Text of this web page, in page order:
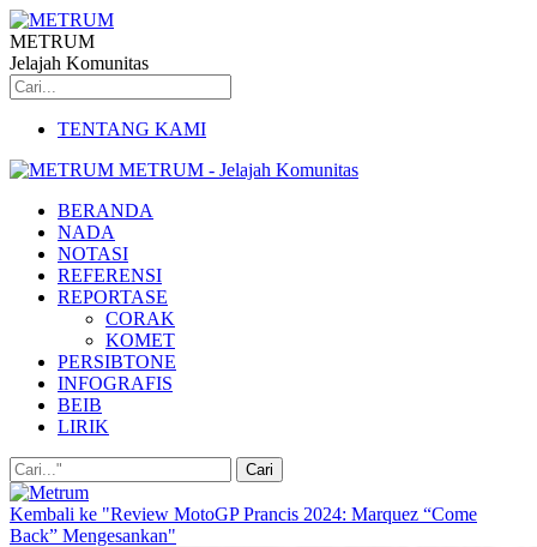
METRUM
Jelajah Komunitas
TENTANG KAMI
METRUM - Jelajah Komunitas
BERANDA
NADA
NOTASI
REFERENSI
REPORTASE
CORAK
KOMET
PERSIBTONE
INFOGRAFIS
BEIB
LIRIK
Kembali ke "Review MotoGP Prancis 2024: Marquez “Come
Back” Mengesankan"